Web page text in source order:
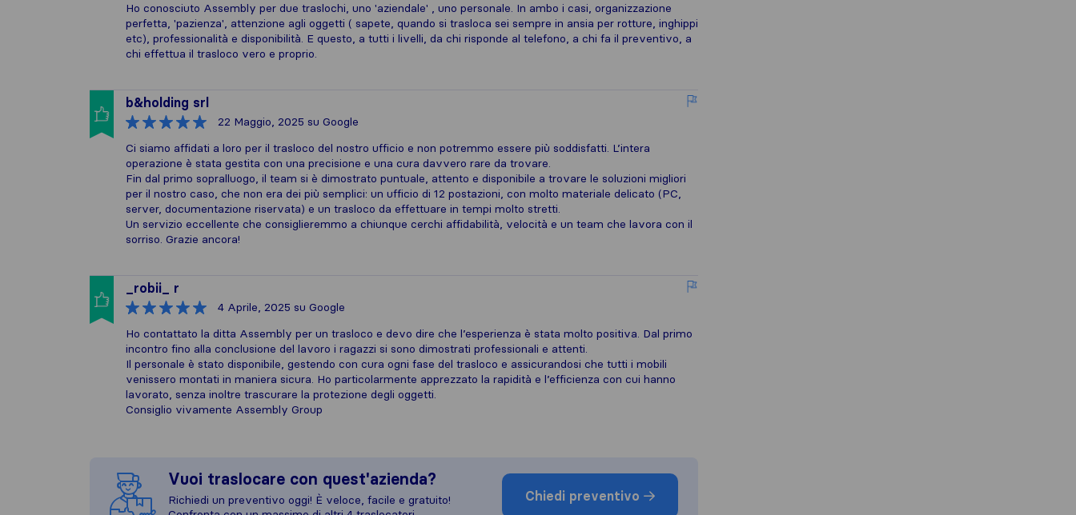
Ho conosciuto Assembly per due traslochi, uno 'aziendale' , uno personale. In ambo i casi, organizzazione
perfetta, 'pazienza', attenzione agli oggetti ( sapete, quando si trasloca sei sempre in ansia per rotture, inghippi
etc), professionalità e disponibilità. E questo, a tutti i livelli, da chi risponde al telefono, a chi fa il preventivo, a
chi effettua il trasloco vero e proprio.
b&holding srl
22 Maggio, 2025 su Google
Ci siamo affidati a loro per il trasloco del nostro ufficio e non potremmo essere più soddisfatti. L’intera
operazione è stata gestita con una precisione e una cura davvero rare da trovare.
Fin dal primo sopralluogo, il team si è dimostrato puntuale, attento e disponibile a trovare le soluzioni migliori
per il nostro caso, che non era dei più semplici: un ufficio di 12 postazioni, con molto materiale delicato (PC,
server, documentazione riservata) e un trasloco da effettuare in tempi molto stretti.
Un servizio eccellente che consiglieremmo a chiunque cerchi affidabilità, velocità e un team che lavora con il
sorriso. Grazie ancora!
_robii_ r
4 Aprile, 2025 su Google
Ho contattato la ditta Assembly per un trasloco e devo dire che l’esperienza è stata molto positiva. Dal primo
incontro fino alla conclusione del lavoro i ragazzi si sono dimostrati professionali e attenti.
Il personale è stato disponibile, gestendo con cura ogni fase del trasloco e assicurandosi che tutti i mobili
venissero montati in maniera sicura. Ho particolarmente apprezzato la rapidità e l’efficienza con cui hanno
lavorato, senza inoltre trascurare la protezione degli oggetti.
Consiglio vivamente Assembly Group
Vuoi traslocare con quest'azienda?
Richiedi un preventivo oggi! È veloce, facile e gratuito!
Chiedi preventivo